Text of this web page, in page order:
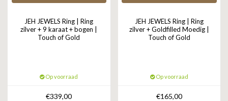
KARMA
JEH JEWELS Ring | Ring
zilver + 9 karaat + bogen |
Touch of Gold
Op voorraad
€339,00
JEH JEWELS Ring | Ring
zilver + Goldfilled Moedig |
Touch of Gold
Op voorraad
€165,00